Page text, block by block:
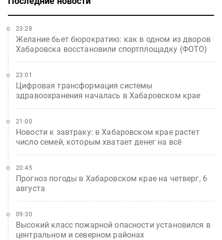
Желание бьет бюрократию: как в одном из дворов
Хабаровска восстановили спортплощадку (ФОТО)
23:28
Цифровая трансформация системы
здравоохранения началась в Хабаровском крае
23:01
Новости к завтраку: в Хабаровском крае растет
число семей, которым хватает денег на всё
21:00
Прогноз погоды в Хабаровском крае на четверг, 6
августа
20:45
Высокий класс пожарной опасности установился в
центральном и северном районах
09:30